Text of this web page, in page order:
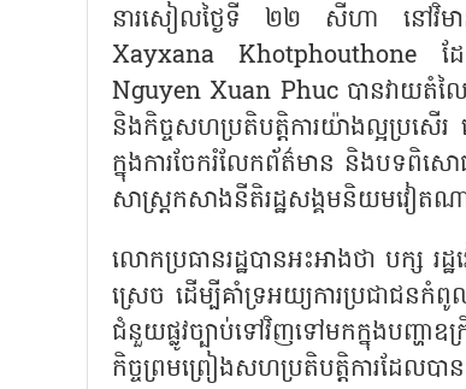
នារសៀលថ្ងៃទី ២២ សីហា នៅវិមាន
Xayxana Khotphouthone ដែ
Nguyen Xuan Phuc បានវាយតំល
និងកិច្ចសហប្រតិបត្តិការយ៉ាងល្អប្រសើ
ក្នុងការចែករំលែកព័ត៌មាន និងបទពិសោ
សាស្ត្រកសាងនីតិរដ្ឋសង្គមនិយមវៀ
លោកប្រធានរដ្ឋបានអះអាងថា បក្ស
ស្រេច ដើម្បីគាំទ្រអយ្យការប្រជាជនកំ
ជំនួយផ្លូវច្បាប់ទៅវិញទៅមកក្នុងបញ្ហាឧ
កិច្ចព្រមព្រៀងសហប្រតិបត្តិការដែលបា